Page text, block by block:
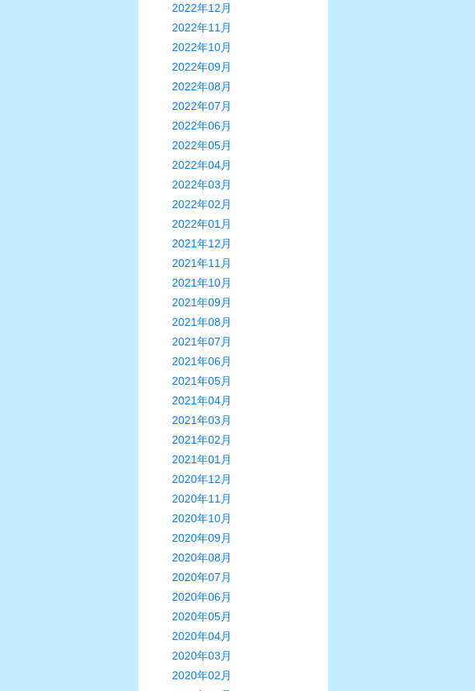
2022年12月
2022年11月
2022年10月
2022年09月
2022年08月
2022年07月
2022年06月
2022年05月
2022年04月
2022年03月
2022年02月
2022年01月
2021年12月
2021年11月
2021年10月
2021年09月
2021年08月
2021年07月
2021年06月
2021年05月
2021年04月
2021年03月
2021年02月
2021年01月
2020年12月
2020年11月
2020年10月
2020年09月
2020年08月
2020年07月
2020年06月
2020年05月
2020年04月
2020年03月
2020年02月